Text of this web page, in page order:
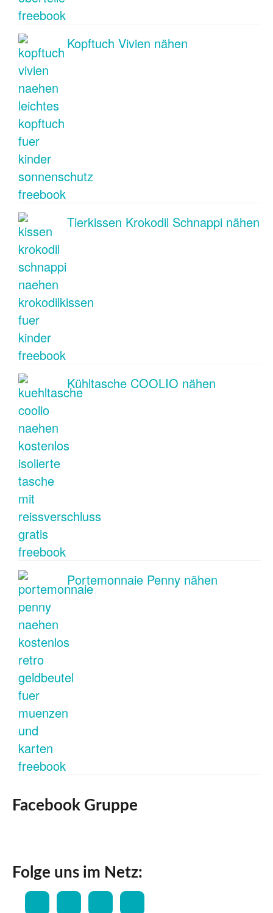
Kopftuch Vivien nähen
Tierkissen Krokodil Schnappi nähen
Kühltasche COOLIO nähen
Portemonnaie Penny nähen
Facebook Gruppe
Folge uns im Netz: